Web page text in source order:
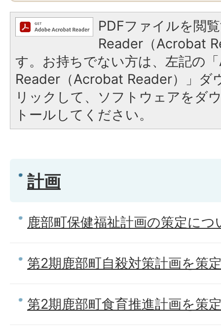
PDFファイルを閲
Reader（Acrobat
す。お持ちでない方は、左記の
Reader（Acrobat Reader）」ダ
リックして、ソフトウェアをダ
トールしてください。
計画
鹿部町保健福祉計画の策定につ
第2期鹿部町自殺対策計画を策
第2期鹿部町食育推進計画を策